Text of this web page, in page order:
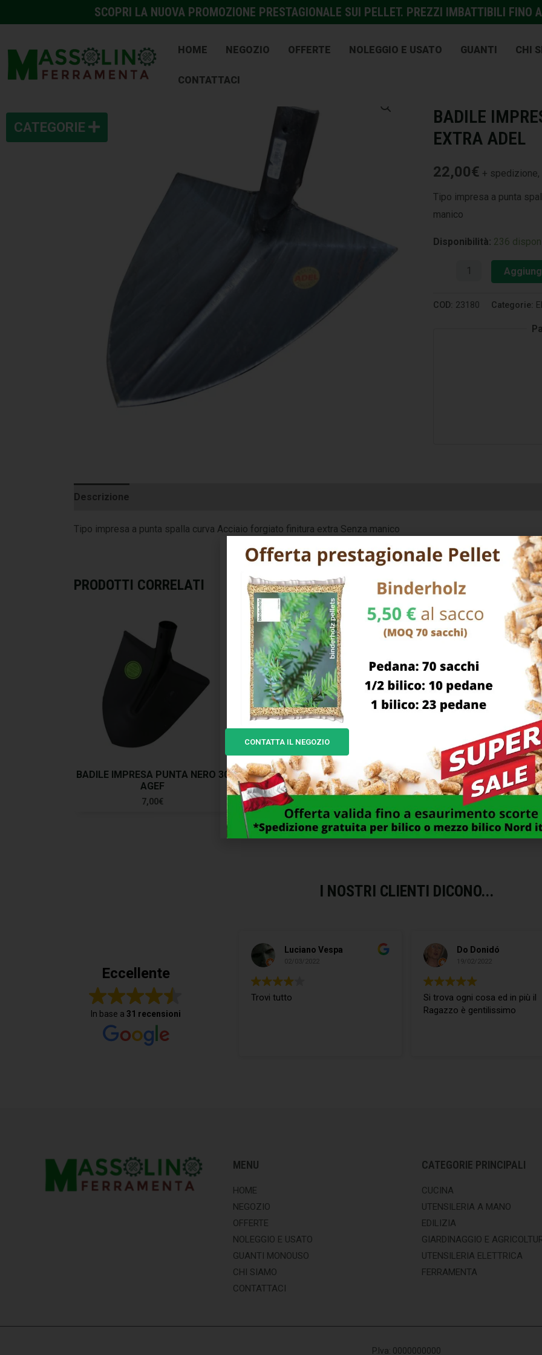
SCOPRI LA NUOVA PROMOZIONE PRESTAGIONALE SUI PELLET. PREZZI IMBATTIBILI FINO
HOME NEGOZIO OFFERTE NOLEGGIO E USATO GUANTI CHI
CONTATTACI
BADILE
EXTRA ADEL
22,00€ +
Tipo impresa a punta
manico
Disponibilità: 236
COD: 23180 Categorie:
Descrizione
Tipo impresa a punta spalla curva Acciaio forgiato finitura extra Senza manico
PRODOTTI CORRELATI
BADILE IMPRESA PUNTA NERO 30
AGEF
7,00€
BADILE IMPRESA PUNTA
LAMINATO 30 ADEL
BADILE IMPRESA
AUSTRALIAN
6,00
I NOSTRI CLIENTI DICONO...
Eccellente
In base a 31 recensioni
Luciano Vespa
02/03/2022
Trovi tutto
Do Donidó
19/02/2022
Si trova ogni cosa ed in più il
Ragazzo è gentilissimo
MENU
HOME
NEGOZIO
OFFERTE
NOLEGGIO E USATO
GUANTI MONOUSO
CHI SIAMO
CONTATTACI
CATEGORIE PRINCIPALI
CUCINA
UTENSILERIA A MANO
EDILIZIA
GIARDINAGGIO E
UTENSILERIA ELETTRICA
FERRAMENTA
P.Iva: 0000000000
CONTATTA IL NEGOZIO